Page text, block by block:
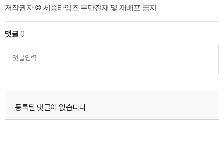
저작권자 © 세종타임즈 무단전재 및 재배포 금지
댓글0
댓글입력
등록된 댓글이 없습니다